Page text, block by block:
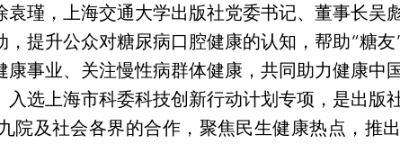
瑾，上海交通大学出版社党委书记、董事长吴
提升公众对糖尿病口腔健康的认知，帮助“糖友
事业、关注慢性病群体健康，共同助力健康中
入选上海市科委科技创新行动计划专项，是出版
院及社会各界的合作，聚焦民生健康热点，推